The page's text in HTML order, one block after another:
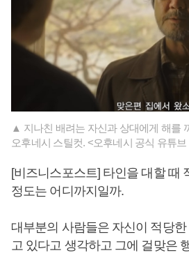
▲ 지나친 배려는 자신과 상대에게 해를
오후네시 스틸컷. <오후네시 공식 유튜
[비즈니스포스트] 타인을 대할 때
정도는 어디까지일까.
대부분의 사람들은 자신이 적당
고 있다고 생각하고 그에 걸맞은